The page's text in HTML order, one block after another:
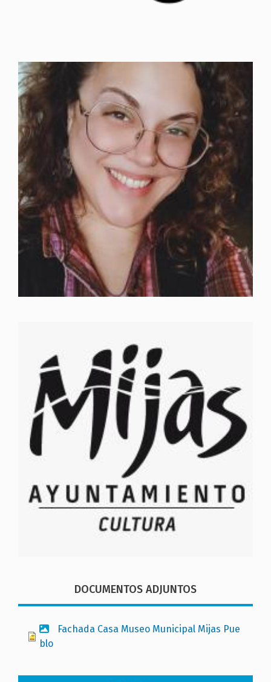
DOCUMENTOS ADJUNTOS
Fachada Casa Museo Municipal Mijas Pue
blo